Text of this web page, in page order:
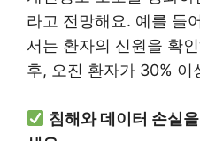
라고 전망해요. 예를 들
서는 환자의 신원을 확
후, 오진 환자가 30% 이
침해와 데이터 손실